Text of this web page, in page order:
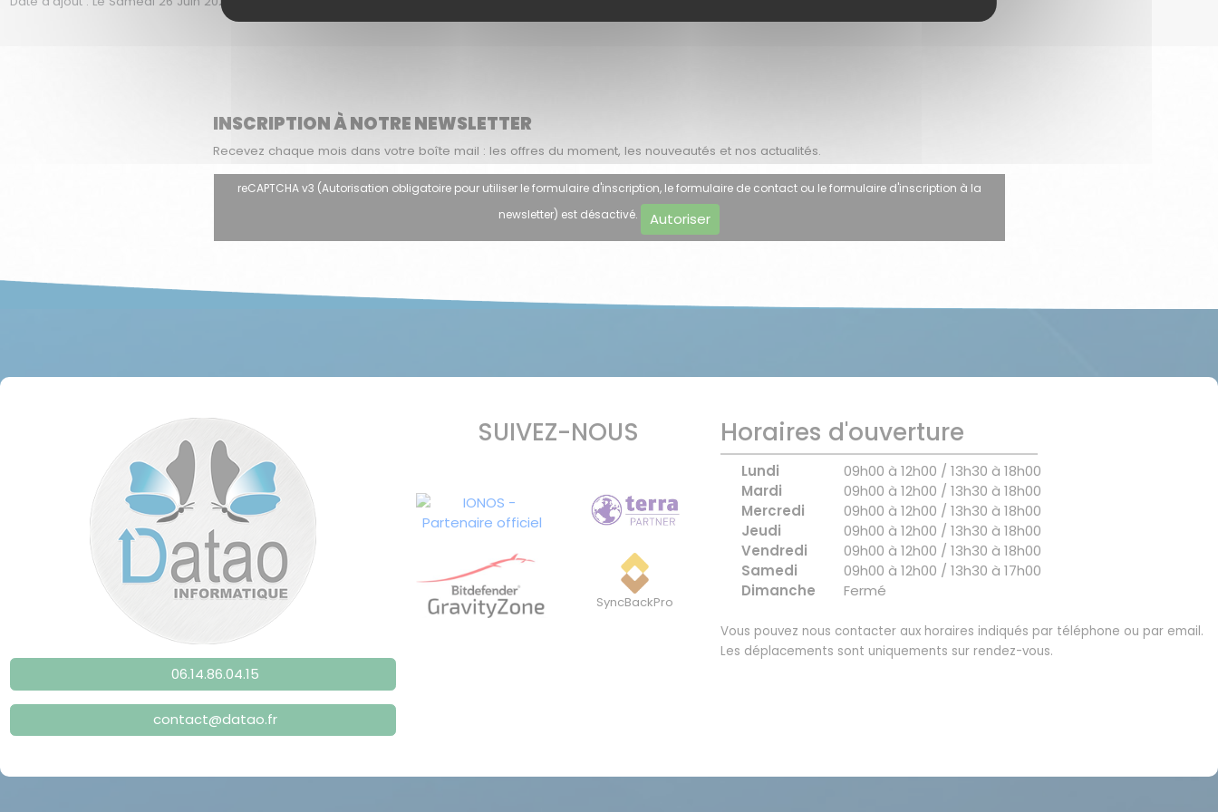
INSCRIPTION À NOTRE NEWSLETTER
Recevez chaque mois dans votre boîte mail : les offres du moment, les nouveautés et nos actualités.
reCAPTCHA v3 (Autorisation obligatoire pour utiliser le formulaire d'inscription, le formulaire de contact ou le formulaire d'inscription à la
newsletter) est désactivé.
Autoriser
06.14.86.04.15
contact@datao.fr
SUIVEZ-NOUS
SyncBackPro
Horaires d'ouverture
Lundi
09h00 à 12h00 / 13h30 à 18h00
Mardi
09h00 à 12h00 / 13h30 à 18h00
Mercredi
09h00 à 12h00 / 13h30 à 18h00
Jeudi
09h00 à 12h00 / 13h30 à 18h00
Vendredi
09h00 à 12h00 / 13h30 à 18h00
Samedi
09h00 à 12h00 / 13h30 à 17h00
Dimanche
Fermé
Vous pouvez nous contacter aux horaires indiqués par téléphone ou par email.
Les déplacements sont uniquements sur rendez-vous.